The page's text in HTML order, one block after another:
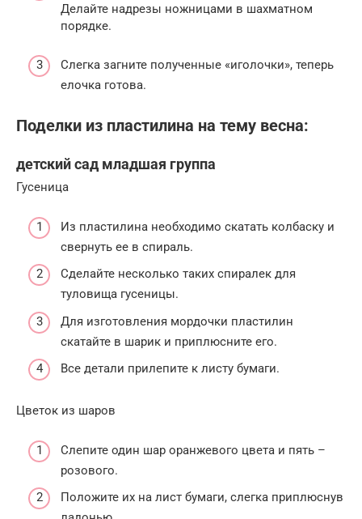
Делайте надрезы ножницами в шахматном
порядке.
Слегка загните полученные «иголочки», теперь
елочка готова.
Поделки из пластилина на тему весна:
детский сад младшая группа
Гусеница
Из пластилина необходимо скатать колбаску и
свернуть ее в спираль.
Сделайте несколько таких спиралек для
туловища гусеницы.
Для изготовления мордочки пластилин
скатайте в шарик и приплюсните его.
Все детали прилепите к листу бумаги.
Цветок из шаров
Слепите один шар оранжевого цвета и пять –
розового.
Положите их на лист бумаги, слегка приплюснув